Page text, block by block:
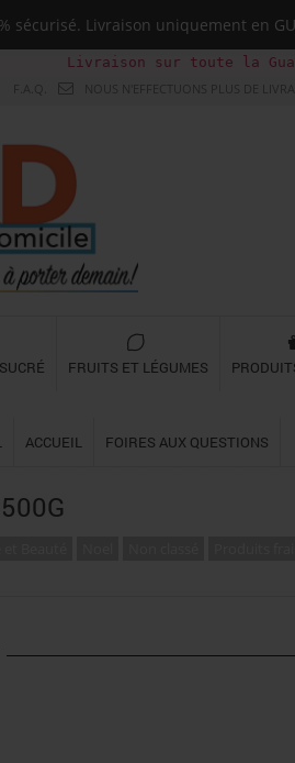
sur toute la Guadeloupe :
NOUS N'EFFECTUONS PLUS DE
F.A.Q.
FRUITS ET LÉGUMES
ACCUEIL FOIRES AUX QUESTIONS
sécurisé. Livraison uniquement en